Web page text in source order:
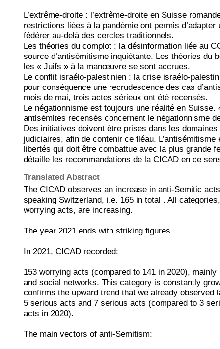
L’extrême-droite : l’extrême-droite en Suisse
restrictions liées à la pandémie ont permis d’adapter
fédérer au-delà des cercles traditionnels.
Les théories du complot : la désinformation liée au
source d’antisémitisme inquiétante. Les théories du
les « Juifs » à la manœuvre se sont accrues.
Le conflit israélo-palestinien : la crise israélo-
pour conséquence une recrudescence des cas
mois de mai, trois actes sérieux ont été recensés.
Le négationnisme est toujours une réalité en Suisse.
antisémites recensés concernent le négationnisme
Des initiatives doivent être prises dans les
judiciaires, afin de contenir ce fléau. L’antisémitisme
libertés qui doit être combattue avec la plus grande
détaille les recommandations de la CICAD en ce
Translated Abstract
The CICAD observes an increase in anti-Semitic
speaking Switzerland, i.e. 165 in total . All
worrying acts, are increasing.
The year 2021 ends with striking figures.
In 2021, CICAD recorded:
153 worrying acts (compared to 141 in 2020),
and social networks. This category is constantly
confirms the upward trend that we already observed
5 serious acts and 7 serious acts (compared to 3
acts in 2020).
The main vectors of anti-Semitism: